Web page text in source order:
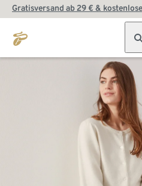
Gratisversand ab 29 € &